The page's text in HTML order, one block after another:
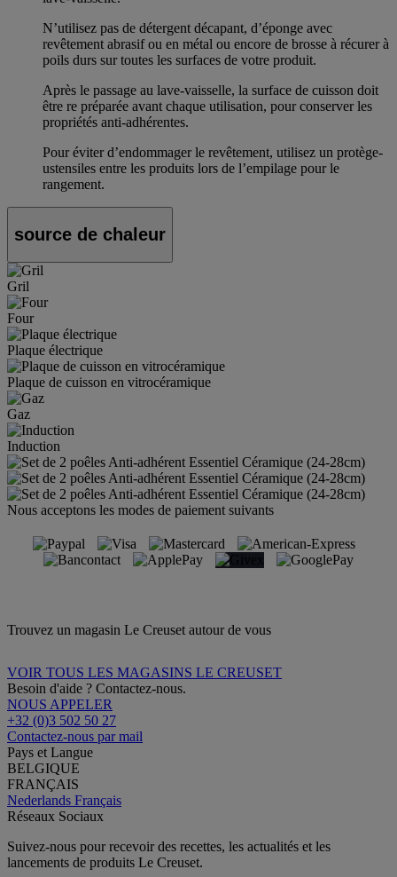
N’utilisez pas de détergent décapant, d’éponge avec
revêtement abrasif ou en métal ou encore de brosse à récurer à
poils durs sur toutes les surfaces de votre produit.
Après le passage au lave-vaisselle, la surface de cuisson doit
être re préparée avant chaque utilisation, pour conserver les
propriétés anti-adhérentes.
Pour éviter d’endommager le revêtement, utilisez un protège-
ustensiles entre les produits lors de l’empilage pour le
rangement.
source de chaleur
Gril
Four
Plaque électrique
Plaque de cuisson en vitrocéramique
Gaz
Induction
Nous acceptons les modes de paiement suivants
Trouvez un magasin Le Creuset autour de vous
VOIR TOUS LES MAGASINS LE CREUSET
Besoin d'aide ? Contactez-nous.
NOUS APPELER
+32 (0)3 502 50 27
Contactez-nous par mail
Pays et Langue
BELGIQUE
FRANÇAIS
Nederlands Français
Réseaux Sociaux
Suivez-nous pour recevoir des recettes, les actualités et les
lancements de produits Le Creuset.